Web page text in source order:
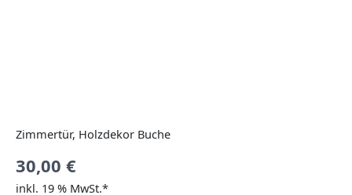
Zimmertür, Holzdekor Buche
30,00 €
inkl. 19 % MwSt.*